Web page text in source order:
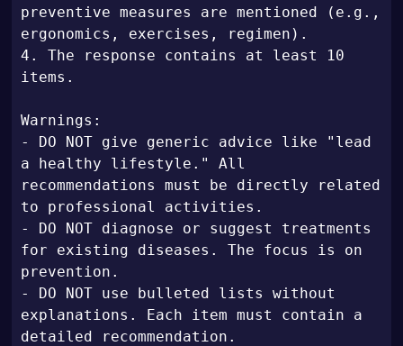
preventive measures are mentioned (e.g.,
ergonomics, exercises, regimen).
4. The response contains at least 10
items.
Warnings:
- DO NOT give generic advice like "lead
a healthy lifestyle." All
recommendations must be directly related
to professional activities.
- DO NOT diagnose or suggest treatments
for existing diseases. The focus is on
prevention.
- DO NOT use bulleted lists without
explanations. Each item must contain a
detailed recommendation.